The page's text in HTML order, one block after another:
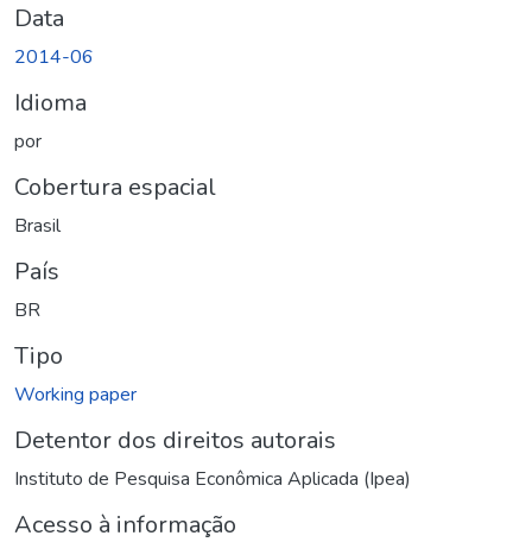
Data
2014-06
Idioma
por
Cobertura espacial
Brasil
País
BR
Tipo
Working paper
Detentor dos direitos autorais
Instituto de Pesquisa Econômica Aplicada (Ipea)
Acesso à informação